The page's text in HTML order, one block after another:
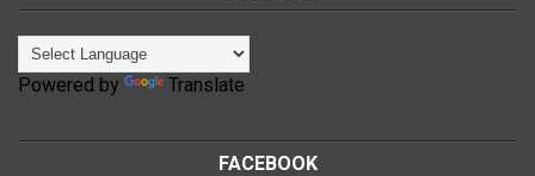
Powered by Translate
FACEBOOK